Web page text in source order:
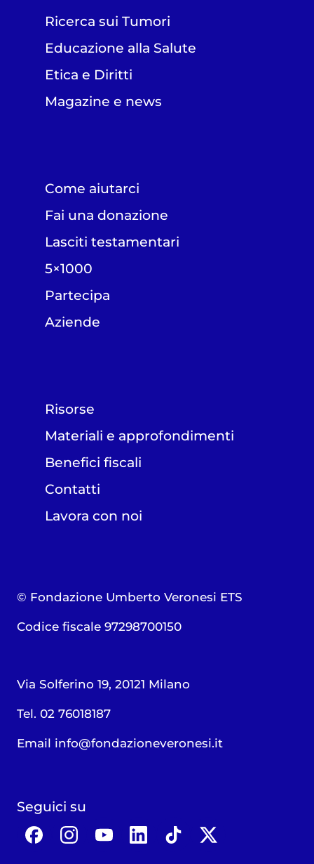
Ricerca sui Tumori
Educazione alla Salute
Etica e Diritti
Magazine e news
Come aiutarci
Fai una donazione
Lasciti testamentari
5×1000
Partecipa
Aziende
Risorse
Materiali e approfondimenti
Benefici fiscali
Contatti
Lavora con noi
© Fondazione Umberto Veronesi ETS
Codice fiscale 97298700150
Via Solferino 19, 20121 Milano
Tel. 02 76018187
Email info@fondazioneveronesi.it
Seguici su